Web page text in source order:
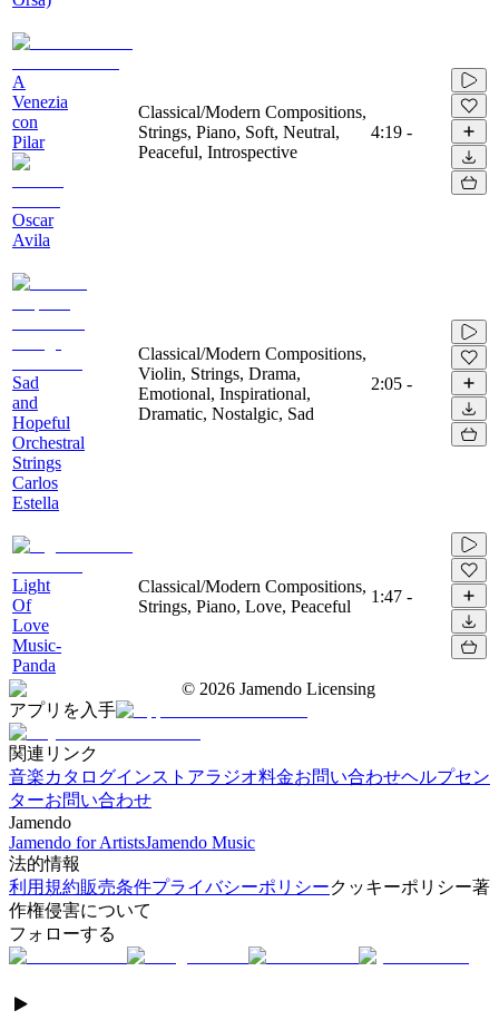
A
Venezia
con
Pilar
Oscar
Avila
Classical/Modern Compositions,
Strings, Piano, Soft, Neutral,
Peaceful, Introspective
4:19 -
Sad
and
Hopeful
Orchestral
Strings
Carlos
Estella
Classical/Modern Compositions,
Violin, Strings, Drama,
Emotional, Inspirational,
Dramatic, Nostalgic, Sad
2:05 -
Light
Of
Love
Music-
Panda
Classical/Modern Compositions,
Strings, Piano, Love, Peaceful
1:47 -
© 2026 Jamendo Licensing
アプリを入手
関連リンク
音楽カタログインストアラジオ料金お問い合わせヘルプセン
ターお問い合わせ
Jamendo
Jamendo for ArtistsJamendo Music
法的情報
利用規約販売条件プライバシーポリシークッキーポリシー著
作権侵害について
フォローする